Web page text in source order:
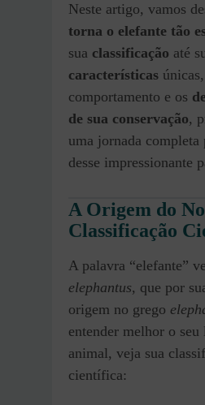
Neste artigo, vamos
torna o elefante tão
sua classificação até
características únicas,
comportamento e os
de sua conservação,
uma jornada completa
desse impressionante
A Origem do
Classificação
A palavra “elefante”
elephantus, que por
origem no grego
entender melhor o
animal, veja sua
científica: